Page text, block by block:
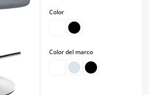
Colorselect
Color del marcoselect